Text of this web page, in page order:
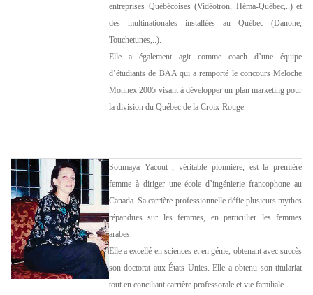
entreprises Québécoises (Vidéotron, Héma-Québec,..) et
des multinationales installées au Québec (Danone,
Touchetunes,..).
Elle a également agit comme coach d’une équipe
d’étudiants de BAA qui a remporté le concours Meloche
Monnex 2005 visant à développer un plan marketing pour
la division du Québec de la Croix-Rouge.
Soumaya Yacout , véritable pionnière, est la première
femme à diriger une école d’ingénierie francophone au
Canada. Sa carrière professionnelle défie plusieurs mythes
répandues sur les femmes, en particulier les femmes
arabes.
Elle a excellé en sciences et en génie, obtenant avec succès
son doctorat aux États Unies. Elle a obtenu son titulariat
tout en conciliant carrière professorale et vie familiale.